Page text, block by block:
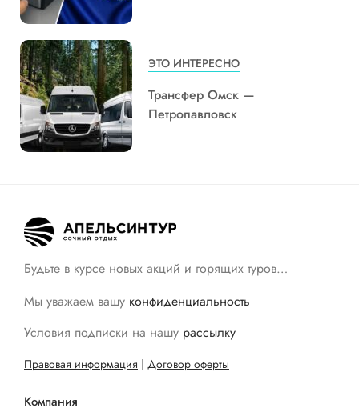
ЭТО ИНТЕРЕСНО
Трансфер Омск —
Петропавловск
Будьте в курсе новых акций и горящих туров…
Мы уважаем вашу конфиденциальность
Условия подписки на нашу рассылку
Правовая информация | Договор оферты
Компания